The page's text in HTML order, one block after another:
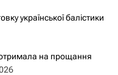
української балістики
на прощання